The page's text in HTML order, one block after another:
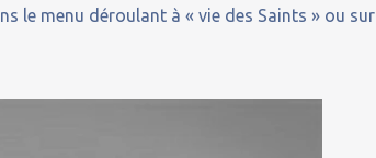
le menu déroulant à « vie des Saints » ou sur